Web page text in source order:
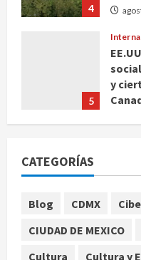
4
5
y
CATEGORÍAS
Blog CDMX
CIUDAD DE MEXICO
Cultura
Cultura y